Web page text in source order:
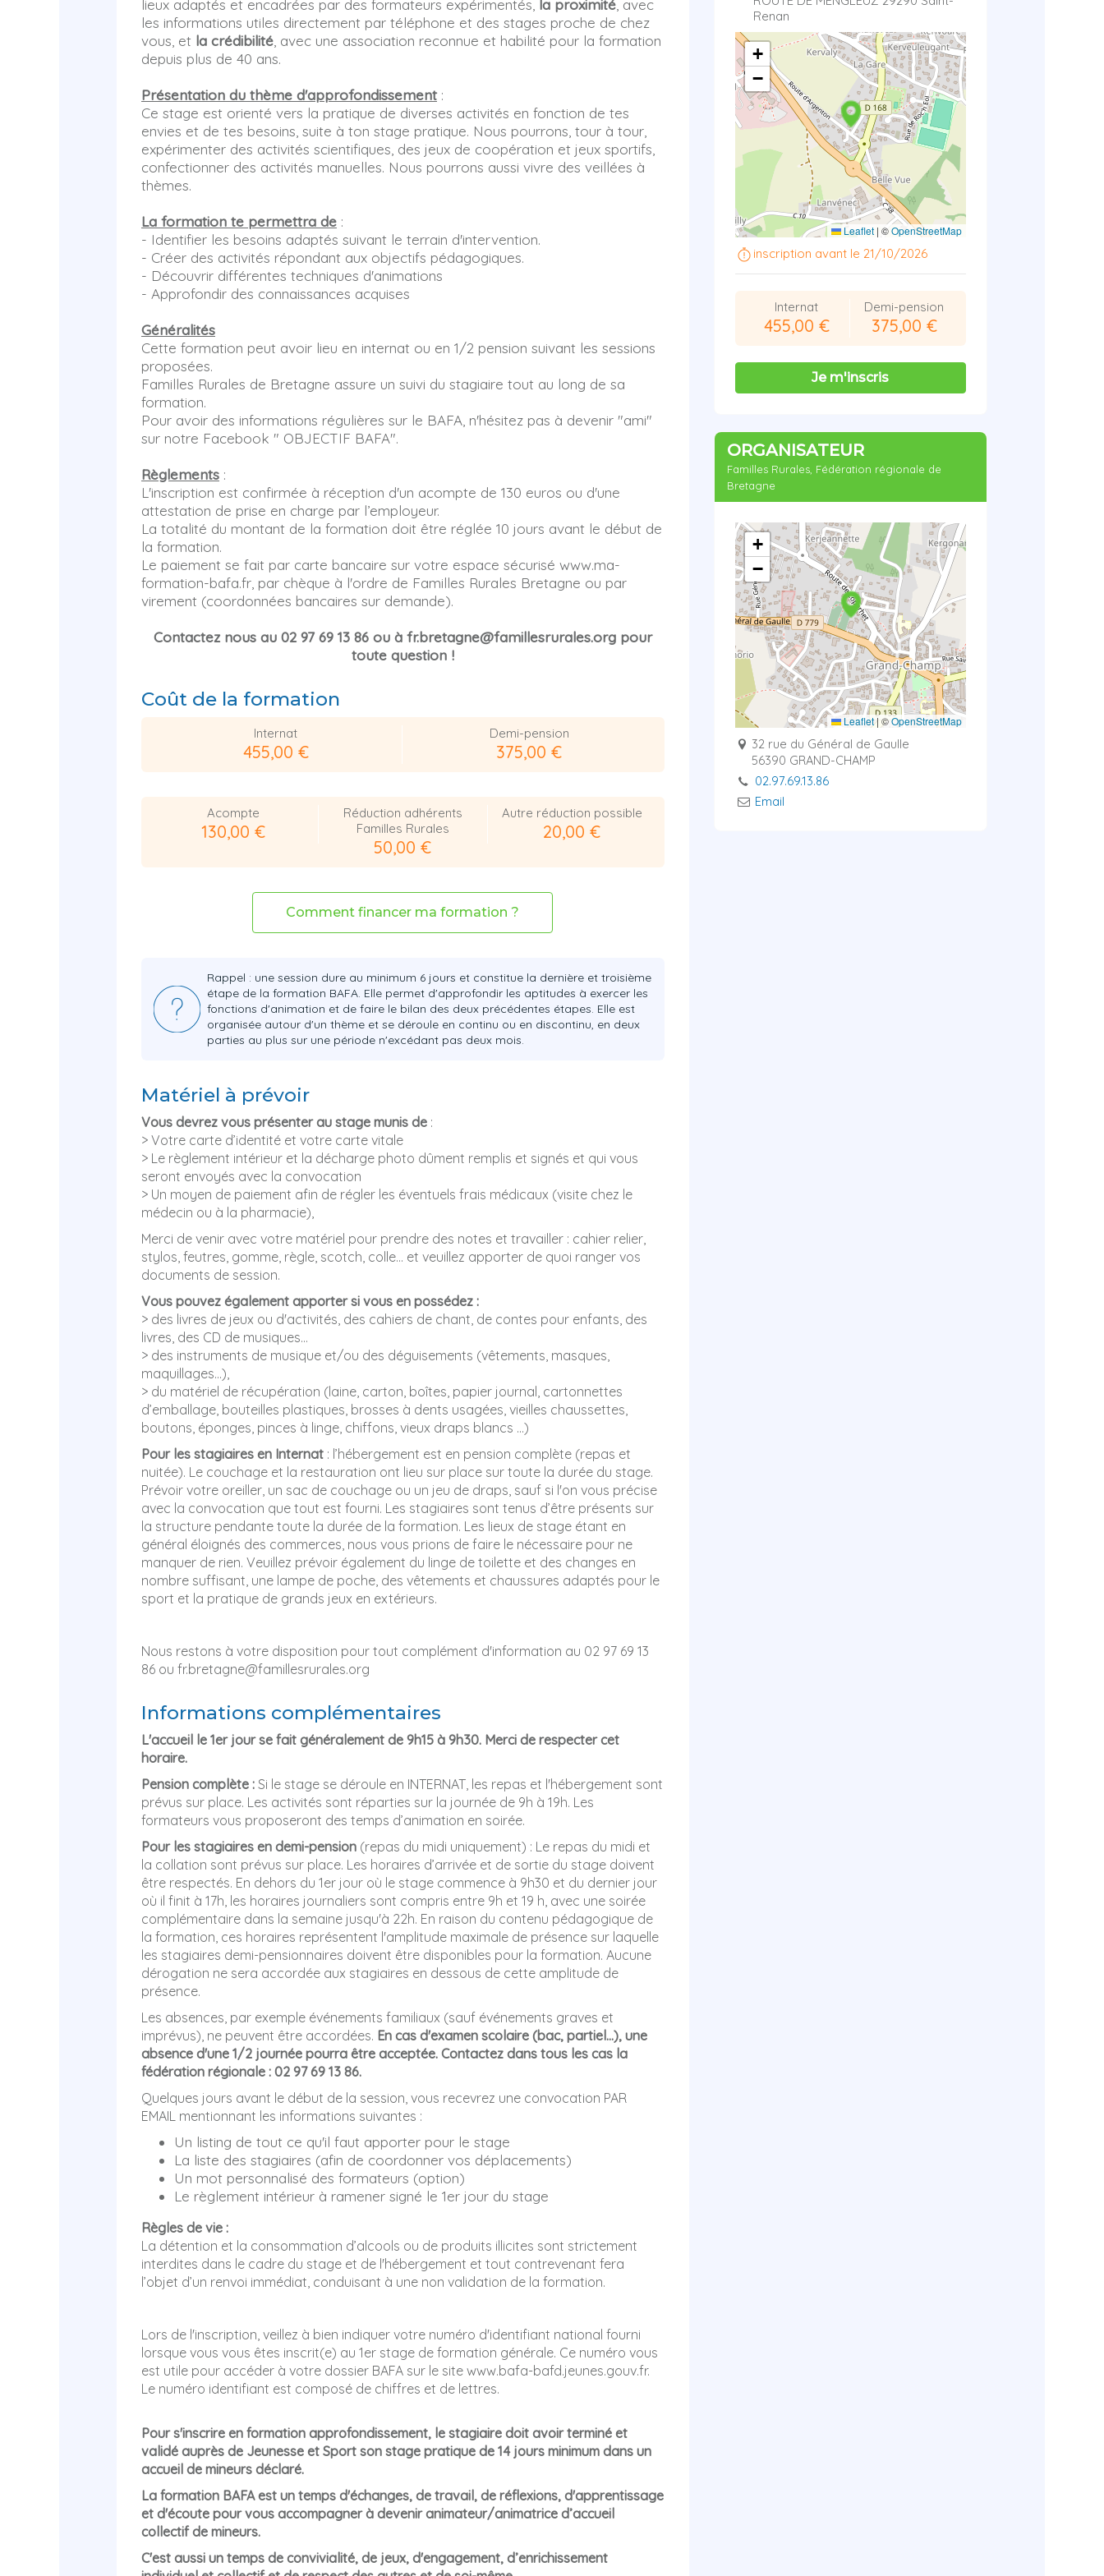
lieux adaptés et encadrées par des formateurs expérimentés, la proximité , avec
les informations utiles directement par téléphone et des stages proche de chez
vous, et la crédibilité , avec une association reconnue et habilité pour la formation
depuis plus de 40 ans.
Présentation du thème d'approfondissement:
Ce stage est orienté vers la pratique de diverses activités en fonction de tes
envies et de tes besoins, suite à ton stage pratique. Nous pourrons, tour à tour,
expérimenter des activités scientifiques, des jeux de coopération et jeux sportifs,
confectionner des activités manuelles. Nous pourrons aussi vivre des veillées à
thèmes.
La formation te permettra de :
- Identifier les besoins adaptés suivant le terrain d'intervention.
- Créer des activités répondant aux objectifs pédagogiques.
- Découvrir différentes techniques d'animations
- Approfondir des connaissances acquises
Généralités
Cette formation peut avoir lieu en internat ou en 1/2 pension suivant les sessions
proposées.
Familles Rurales de Bretagne assure un suivi du stagiaire tout au long de sa
formation.
Pour avoir des informations régulières sur le BAFA, n'hésitez pas à devenir "ami"
sur notre Facebook " OBJECTIF BAFA".
Règlements :
L'inscription est confirmée à réception d'un acompte de 130 euros ou d'une
attestation de prise en charge par l’employeur.
La totalité du montant de la formation doit être réglée 10 jours avant le début de
la formation.
Le paiement se fait par carte bancaire sur votre espace sécurisé www.ma-
formation-bafa.fr, par chèque à l'ordre de Familles Rurales Bretagne ou par
virement (coordonnées bancaires sur demande).
Contactez nous au 02 97 69 13 86 ou à fr.bretagne@famillesrurales.org pour
toute question !
Coût de la formation
Internat
455,00 €
Demi-pension
375,00 €
Acompte
130,00 €
Réduction adhérents
Familles Rurales
50,00 €
Autre réduction possible
20,00 €
Comment financer ma formation ?
Rappel : une session dure au minimum 6 jours et constitue la dernière et troisième
étape de la formation BAFA. Elle permet d'approfondir les aptitudes à exercer les
fonctions d'animation et de faire le bilan des deux précédentes étapes. Elle est
organisée autour d'un thème et se déroule en continu ou en discontinu, en deux
parties au plus sur une période n'excédant pas deux mois.
Matériel à prévoir
Vous devrez vous présenter au stage munis de :
> Votre carte d’identité et votre carte vitale
> Le règlement intérieur et la décharge photo dûment remplis et signés et qui vous
seront envoyés avec la convocation
> Un moyen de paiement afin de régler les éventuels frais médicaux (visite chez le
médecin ou à la pharmacie),
Merci de venir avec votre matériel pour prendre des notes et travailler : cahier relier,
stylos, feutres, gomme, règle, scotch, colle… et veuillez apporter de quoi ranger vos
documents de session.
Vous pouvez également apporter si vous en possédez :
> des livres de jeux ou d'activités, des cahiers de chant, de contes pour enfants, des
livres, des CD de musiques…
> des instruments de musique et/ou des déguisements (vêtements, masques,
maquillages...),
> du matériel de récupération (laine, carton, boîtes, papier journal, cartonnettes
d’emballage, bouteilles plastiques, brosses à dents usagées, vieilles chaussettes,
boutons, éponges, pinces à linge, chiffons, vieux draps blancs …)
Pour les stagiaires en Internat : l’hébergement est en pension complète (repas et
nuitée). Le couchage et la restauration ont lieu sur place sur toute la durée du stage.
Prévoir votre oreiller, un sac de couchage ou un jeu de draps, sauf si l'on vous précise
avec la convocation que tout est fourni. Les stagiaires sont tenus d’être présents sur
la structure pendante toute la durée de la formation. Les lieux de stage étant en
général éloignés des commerces, nous vous prions de faire le nécessaire pour ne
manquer de rien. Veuillez prévoir également du linge de toilette et des changes en
nombre suffisant, une lampe de poche, des vêtements et chaussures adaptés pour le
sport et la pratique de grands jeux en extérieurs.
Nous restons à votre disposition pour tout complément d'information au 02 97 69 13
86 ou fr.bretagne@famillesrurales.org
Informations complémentaires
L'accueil le 1er jour se fait généralement de 9h15 à 9h30. Merci de respecter cet
horaire.
Pension complète : Si le stage se déroule en INTERNAT, les repas et l'hébergement sont
prévus sur place. Les activités sont réparties sur la journée de 9h à 19h. Les
formateurs vous proposeront des temps d’animation en soirée.
Pour les stagiaires en demi-pension (repas du midi uniquement) : Le repas du midi et
la collation sont prévus sur place. Les horaires d’arrivée et de sortie du stage doivent
être respectés. En dehors du 1er jour où le stage commence à 9h30 et du dernier jour
où il finit à 17h, les horaires journaliers sont compris entre 9h et 19 h, avec une soirée
complémentaire dans la semaine jusqu'à 22h. En raison du contenu pédagogique de
la formation, ces horaires représentent l'amplitude maximale de présence sur laquelle
les stagiaires demi-pensionnaires doivent être disponibles pour la formation. Aucune
dérogation ne sera accordée aux stagiaires en dessous de cette amplitude de
présence.
Les absences, par exemple événements familiaux (sauf événements graves et
imprévus), ne peuvent être accordées. En cas d'examen scolaire (bac, partiel...), une
absence d'une 1/2 journée pourra être acceptée. Contactez dans tous les cas la
fédération régionale : 02 97 69 13 86.
Quelques jours avant le début de la session, vous recevrez une convocation PAR
EMAIL mentionnant les informations suivantes :
Un listing de tout ce qu'il faut apporter pour le stage
La liste des stagiaires (afin de coordonner vos déplacements)
Un mot personnalisé des formateurs (option)
Le règlement intérieur à ramener signé le 1er jour du stage
Règles de vie :
La détention et la consommation d’alcools ou de produits illicites sont strictement
interdites dans le cadre du stage et de l'hébergement et tout contrevenant fera
l’objet d’un renvoi immédiat, conduisant à une non validation de la formation.
Lors de l'inscription, veillez à bien indiquer votre numéro d'identifiant national fourni
lorsque vous vous êtes inscrit(e) au 1er stage de formation générale. Ce numéro vous
est utile pour accéder à votre dossier BAFA sur le site www.bafa-bafd.jeunes.gouv.fr.
Le numéro identifiant est composé de chiffres et de lettres.
Pour s'inscrire en formation approfondissement, le stagiaire doit avoir terminé et
validé auprès de Jeunesse et Sport son stage pratique de 14 jours minimum dans un
accueil de mineurs déclaré.
La formation BAFA est un temps d'échanges, de travail, de réflexions, d'apprentissage
et d'écoute pour vous accompagner à devenir animateur/animatrice d’accueil
collectif de mineurs.
C'est aussi un temps de convivialité, de jeux, d'engagement, d’enrichissement
Renan
+
−
Leaflet | ©OpenStreetMap
inscription avant le 21/10/2026
Internat
455,00 €
Demi-pension
375,00 €
Je m'inscris
ORGANISATEUR
Familles Rurales, Fédération régionale de
Bretagne
+
−
Leaflet| ©OpenStreetMap
32 rue du Général de Gaulle
56390 GRAND-CHAMP
02.97.69.13.86
Email